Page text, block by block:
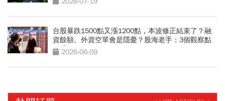
台股暴跌1500點又漲1200點，本波修正結束了？融
資餘額、外資空單會是隱憂？股海老手：3個觀察點
更重要
2026-06-09